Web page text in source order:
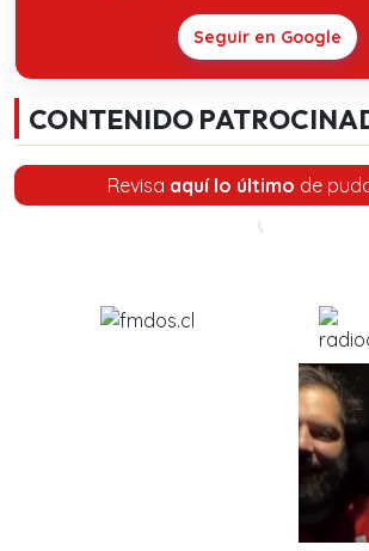
Seguir en Google
CONTENIDO
Revisa aquí lo último de